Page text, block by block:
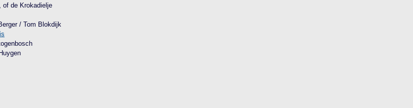
of de Krokadielje
/ Tom Blokdijk